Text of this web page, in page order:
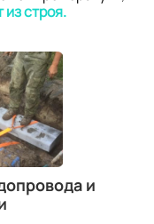
из строя.
и